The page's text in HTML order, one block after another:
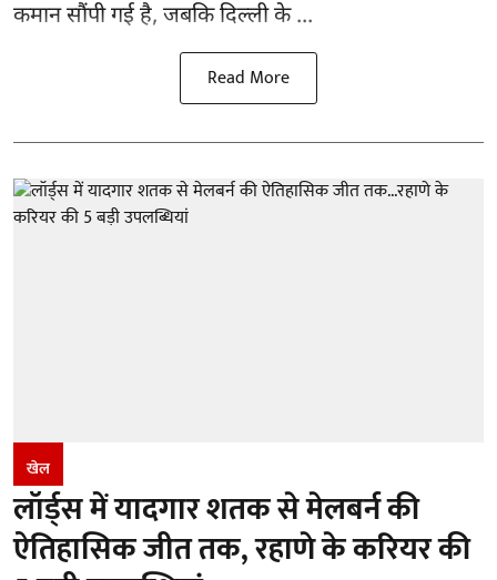
कमान सौंपी गई है, जबकि दिल्ली के ...
Read More
खेल
लॉर्ड्स में यादगार शतक से मेलबर्न की
ऐतिहासिक जीत तक, रहाणे के करियर की